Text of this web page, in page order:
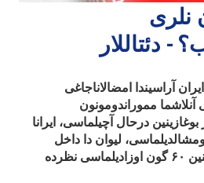
نلری
- دئتاللار
آراسیندا امضالاناجاغی
مموراندومونون
درحال آچیلماسی، ایرانا
لیوان دا داخل
اولماقلا، آتشکس رژیمینین ۶۰ گون اوزادیلماسی نظرده